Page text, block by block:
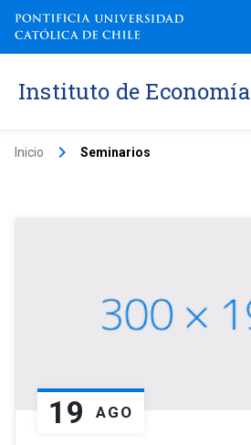
Instituto de Economía
Inicio keyboard_arrow_right Seminarios
19 AGO